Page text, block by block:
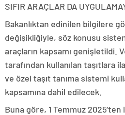
SIFIR ARAÇLAR DA
Bakanlıktan edinilen bilgilere
değişikliğiyle, söz konusu
araçların kapsamı genişletildi.
tarafından kullanılan taşıtlara
ve özel taşıt tanıma sistemi
kapsamına dahil edilecek.
Buna göre, 1 Temmuz 2025’ten